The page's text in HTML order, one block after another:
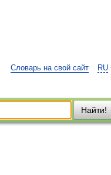
RU
Словарь на свой сайт
Найти!